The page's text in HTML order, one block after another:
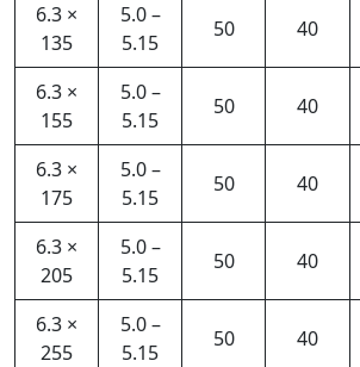
6.3 ×
135
5.0 –
5.15
50 40
6.3 ×
155
5.0 –
5.15
50 40
6.3 ×
175
5.0 –
5.15
50 40
6.3 ×
205
5.0 –
5.15
50 40
6.3 ×
255
5.0 –
5.15
50 40